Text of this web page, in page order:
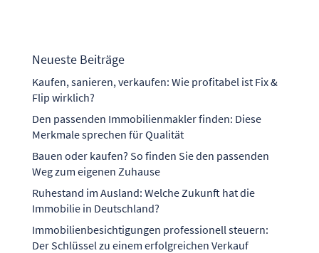
Neueste Beiträge
Kaufen, sanieren, verkaufen: Wie profitabel ist Fix &
Flip wirklich?
Den passenden Immobilienmakler finden: Diese
Merkmale sprechen für Qualität
Bauen oder kaufen? So finden Sie den passenden
Weg zum eigenen Zuhause
Ruhestand im Ausland: Welche Zukunft hat die
Immobilie in Deutschland?
Immobilienbesichtigungen professionell steuern:
Der Schlüssel zu einem erfolgreichen Verkauf